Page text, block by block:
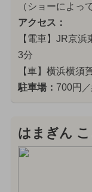
（ショーによっ
アクセス：
【電車】JR京
3分
【車】横浜横須
駐車場： 700円
はまぎん